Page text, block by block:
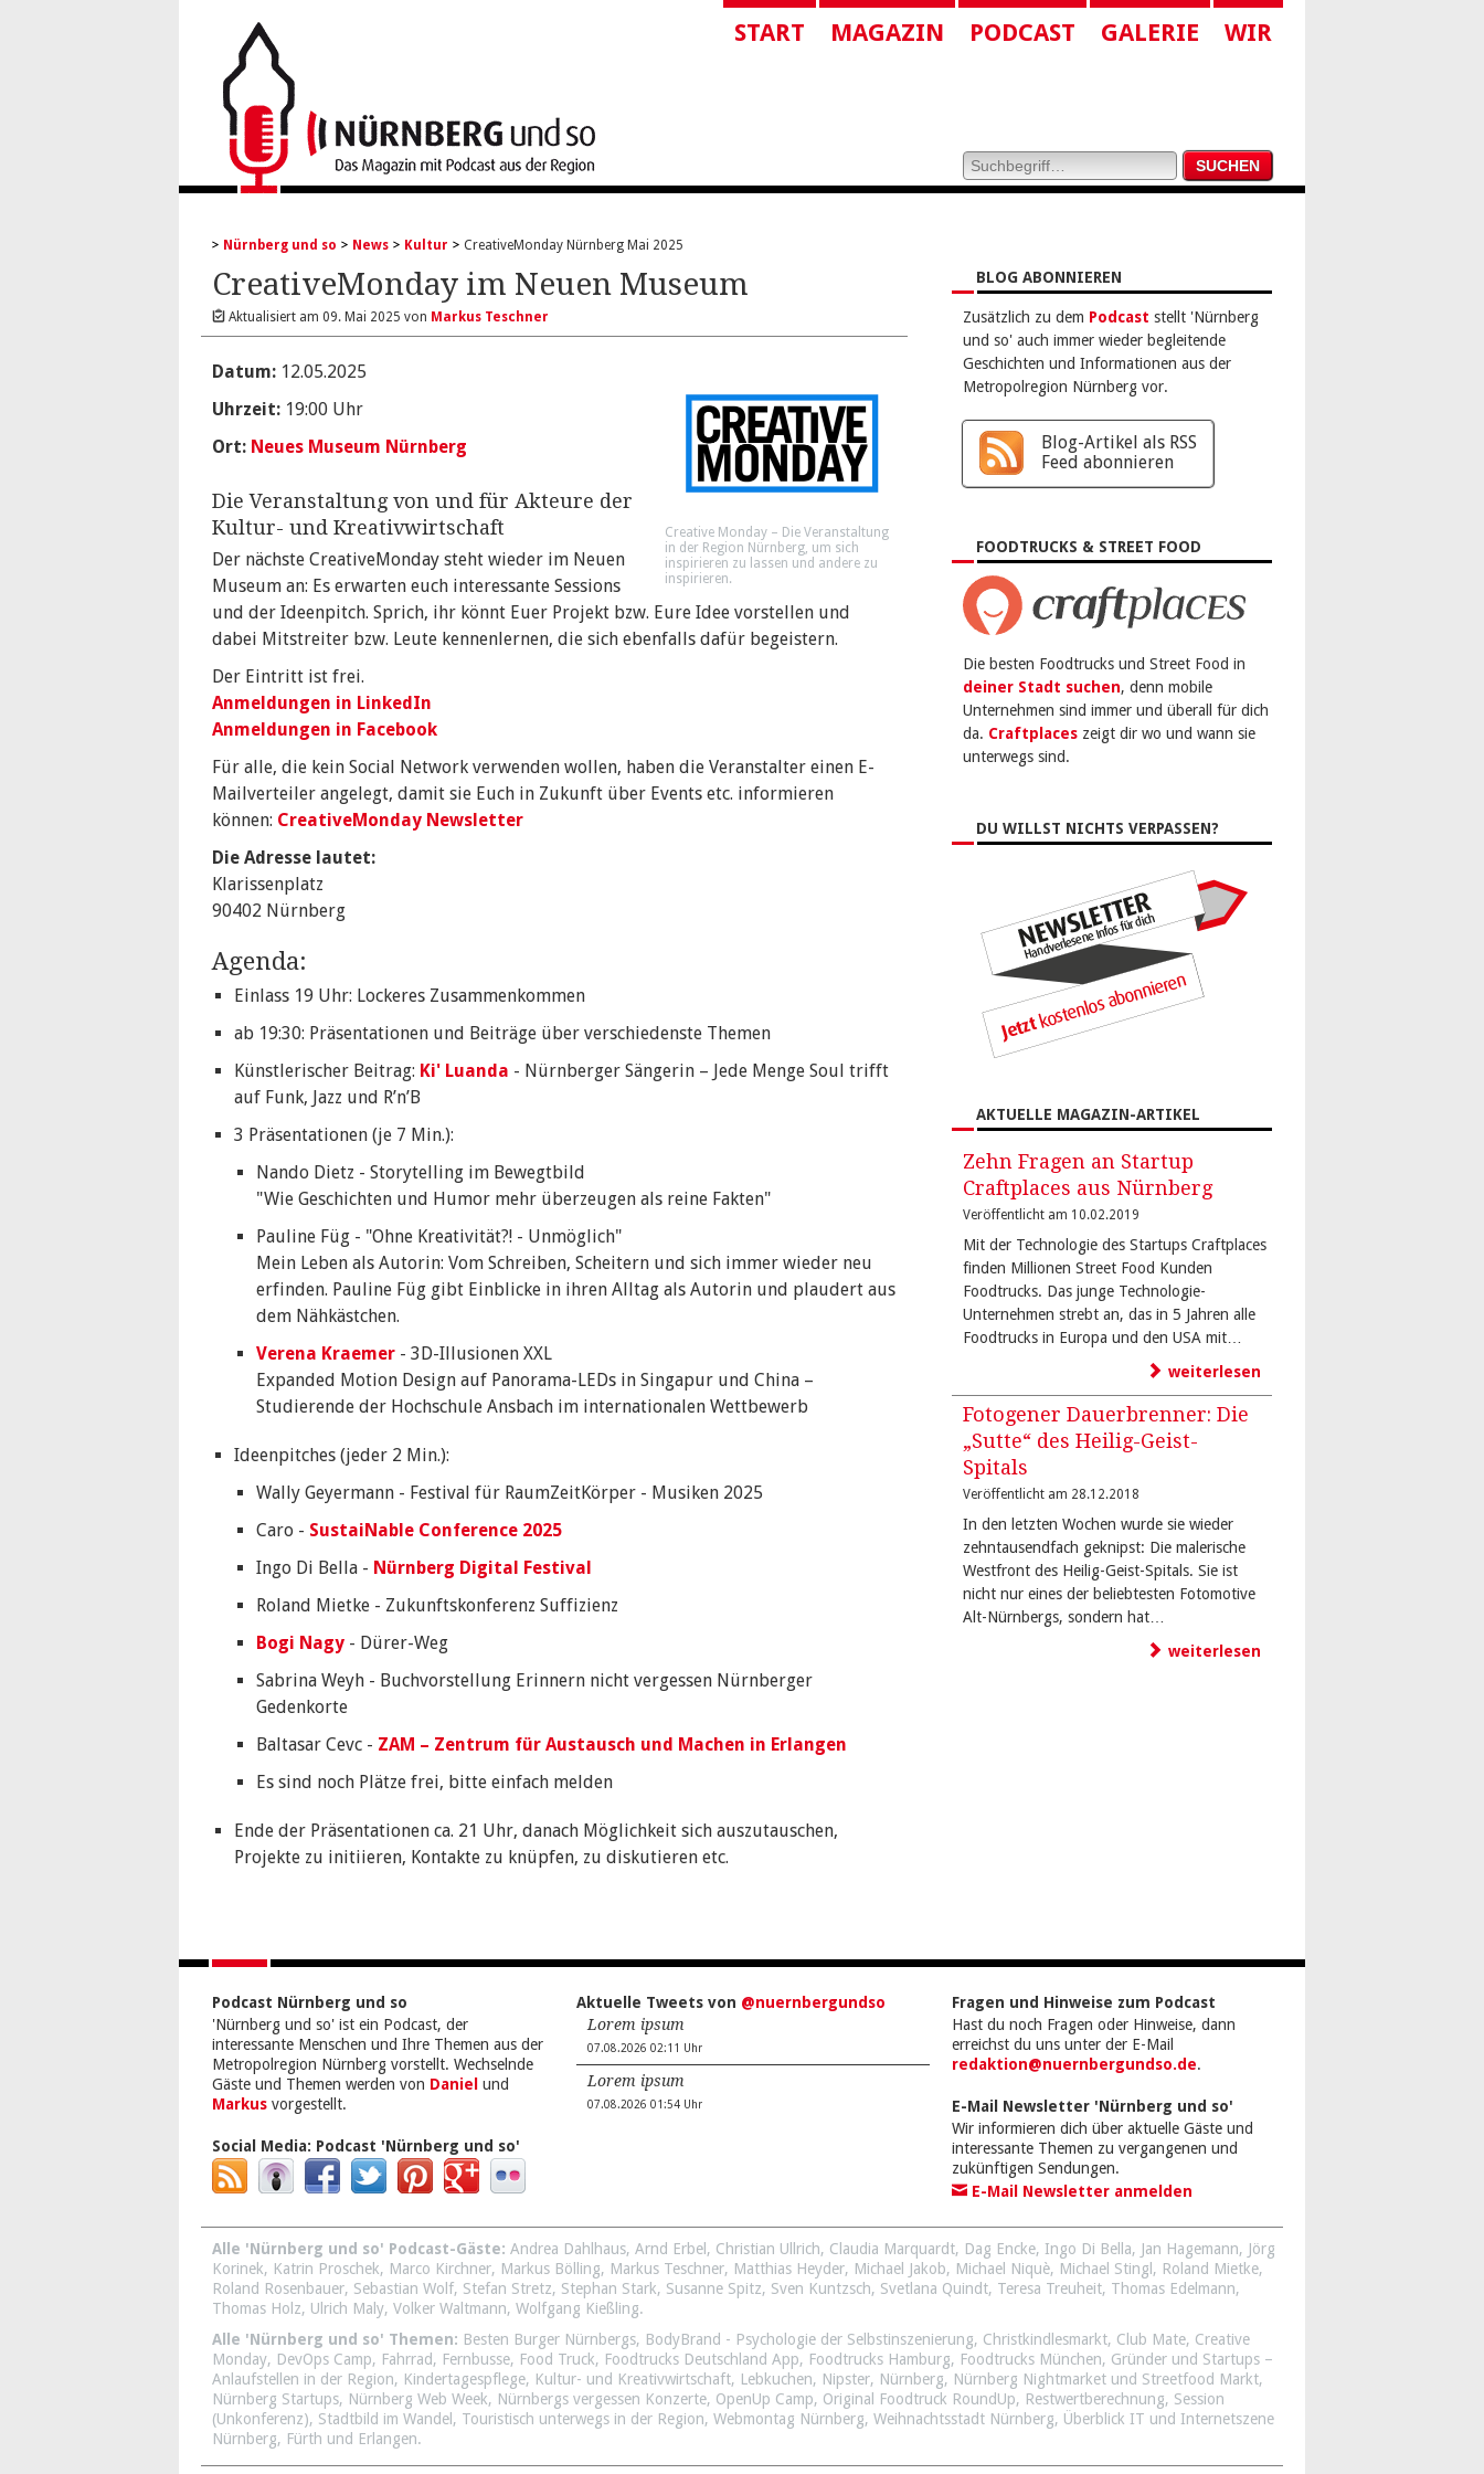
START MAGAZIN PODCAST GALERIE WIR
Nürnberg und so News Kultur CreativeMonday Nürnberg Mai 2025
CreativeMonday im Neuen Museum
Aktualisiert am 09. Mai 2025 von Markus Teschner
Creative Monday – Die Veranstaltung
in der Region Nürnberg, um sich
inspirieren zu lassen und andere zu
inspirieren.
Datum: 12.05.2025
Uhrzeit: 19:00 Uhr
Ort: Neues Museum Nürnberg
Die Veranstaltung von und für Akteure der
Kultur- und Kreativwirtschaft
Der nächste CreativeMonday steht wieder im Neuen
Museum an: Es erwarten euch interessante Sessions
und der Ideenpitch. Sprich, ihr könnt Euer Projekt bzw. Eure Idee vorstellen und
dabei Mitstreiter bzw. Leute kennenlernen, die sich ebenfalls dafür begeistern.
Der Eintritt ist frei.
Anmeldungen in LinkedIn
Anmeldungen in Facebook
Für alle, die kein Social Network verwenden wollen, haben die Veranstalter einen E-
Mailverteiler angelegt, damit sie Euch in Zukunft über Events etc. informieren
können: CreativeMonday Newsletter
Die Adresse lautet:
Klarissenplatz
90402 Nürnberg
Agenda:
Einlass 19 Uhr: Lockeres Zusammenkommen
ab 19:30: Präsentationen und Beiträge über verschiedenste Themen
Künstlerischer Beitrag: Ki' Luanda - Nürnberger Sängerin – Jede Menge Soul trifft
auf Funk, Jazz und R’n’B
3 Präsentationen (je 7 Min.):
Nando Dietz - Storytelling im Bewegtbild
"Wie Geschichten und Humor mehr überzeugen als reine Fakten"
Pauline Füg - "Ohne Kreativität?! - Unmöglich"
Mein Leben als Autorin: Vom Schreiben, Scheitern und sich immer wieder neu
erfinden. Pauline Füg gibt Einblicke in ihren Alltag als Autorin und plaudert aus
dem Nähkästchen.
Verena Kraemer - 3D-Illusionen XXL
Expanded Motion Design auf Panorama-LEDs in Singapur und China –
Studierende der Hochschule Ansbach im internationalen Wettbewerb
Ideenpitches (jeder 2 Min.):
Wally Geyermann - Festival für RaumZeitKörper - Musiken 2025
Caro - SustaiNable Conference 2025
Ingo Di Bella - Nürnberg Digital Festival
Roland Mietke - Zukunftskonferenz Suffizienz
Bogi Nagy - Dürer-Weg
Sabrina Weyh - Buchvorstellung Erinnern nicht vergessen Nürnberger
Gedenkorte
Baltasar Cevc - ZAM – Zentrum für Austausch und Machen in Erlangen
Es sind noch Plätze frei, bitte einfach melden
Ende der Präsentationen ca. 21 Uhr, danach Möglichkeit sich auszutauschen,
Projekte zu initiieren, Kontakte zu knüpfen, zu diskutieren etc.
BLOG ABONNIEREN
Zusätzlich zu dem Podcast stellt 'Nürnberg
und so' auch immer wieder begleitende
Geschichten und Informationen aus der
Metropolregion Nürnberg vor.
Blog-Artikel als RSS
Feed abonnieren
FOODTRUCKS & STREET FOOD
Die besten Foodtrucks und Street Food in
deiner Stadt suchen, denn mobile
Unternehmen sind immer und überall für dich
da. Craftplaces zeigt dir wo und wann sie
unterwegs sind.
DU WILLST NICHTS VERPASSEN?
AKTUELLE MAGAZIN-ARTIKEL
Zehn Fragen an Startup
Craftplaces aus Nürnberg
Veröffentlicht am 10.02.2019
Mit der Technologie des Startups Craftplaces
finden Millionen Street Food Kunden
Foodtrucks. Das junge Technologie-
Unternehmen strebt an, das in 5 Jahren alle
Foodtrucks in Europa und den USA mit…
weiterlesen
Fotogener Dauerbrenner: Die
„Sutte“ des Heilig-Geist-
Spitals
Veröffentlicht am 28.12.2018
In den letzten Wochen wurde sie wieder
zehntausendfach geknipst: Die malerische
Westfront des Heilig-Geist-Spitals. Sie ist
nicht nur eines der beliebtesten Fotomotive
Alt-Nürnbergs, sondern hat…
weiterlesen
Podcast Nürnberg und so
'Nürnberg und so' ist ein Podcast, der
interessante Menschen und Ihre Themen aus der
Metropolregion Nürnberg vorstellt. Wechselnde
Gäste und Themen werden von Daniel und
Markus vorgestellt.
Social Media: Podcast 'Nürnberg und so'
Aktuelle Tweets von @nuernbergundso
Lorem ipsum
07.08.2026 02:11 Uhr
Lorem ipsum
07.08.2026 01:54 Uhr
Fragen und Hinweise zum Podcast
Hast du noch Fragen oder Hinweise, dann
erreichst du uns unter der E-Mail
redaktion@nuernbergundso.de.
E-Mail Newsletter 'Nürnberg und so'
Wir informieren dich über aktuelle Gäste und
interessante Themen zu vergangenen und
zukünftigen Sendungen.
E-Mail Newsletter anmelden
Alle 'Nürnberg und so' Podcast-Gäste: Andrea Dahlhaus, Arnd Erbel , Christian Ullrich, Claudia Marquardt, Dag Encke, Ingo Di Bella, Jan Hagemann, Jörg
Korinek, Katrin Proschek, Marco Kirchner, Markus Bölling, Markus Teschner, Matthias Heyder, Michael Jakob, Michael Niquè, Michael Stingl , Roland Mietke,
Roland Rosenbauer, Sebastian Wolf, Stefan Stretz, Stephan Stark, Susanne Spitz, Sven Kuntzsch, Svetlana Quindt, Teresa Treuheit, Thomas Edelmann,
Thomas Holz, Ulrich Maly, Volker Waltmann, Wolfgang Kießling.
Alle 'Nürnberg und so' Themen: Besten Burger Nürnbergs, BodyBrand - Psychologie der Selbstinszenierung, Christkindlesmarkt, Club Mate, Creative
Monday, DevOps Camp, Fahrrad, Fernbusse, Food Truck, Foodtrucks Deutschland App, Foodtrucks Hamburg, Foodtrucks München, Gründer und Startups –
Anlaufstellen in der Region, Kindertagespflege, Kultur- und Kreativwirtschaft, Lebkuchen, Nipster, Nürnberg, Nürnberg Nightmarket und Streetfood Markt,
Nürnberg Startups, Nürnberg Web Week, Nürnbergs vergessen Konzerte, OpenUp Camp, Original Foodtruck RoundUp, Restwertberechnung, Session
(Unkonferenz), Stadtbild im Wandel , Touristisch unterwegs in der Region, Webmontag Nürnberg, Weihnachtsstadt Nürnberg, Überblick IT und Internetszene
Nürnberg, Fürth und Erlangen.